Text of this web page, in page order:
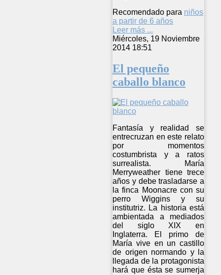
Recomendado para niños
a partir de 6 años
Leer más ...
Miércoles, 19 Noviembre
2014 18:51
El pequeño
caballo blanco
Fantasía y realidad se
entrecruzan en este relato
por momentos
costumbrista y a ratos
surrealista. María
Merryweather tiene trece
años y debe trasladarse a
la finca Moonacre con su
perro Wiggins y su
institutriz. La historia está
ambientada a mediados
del siglo XIX en
Inglaterra. El primo de
María vive en un castillo
de origen normando y la
llegada de la protagonista
hará que ésta se sumerja